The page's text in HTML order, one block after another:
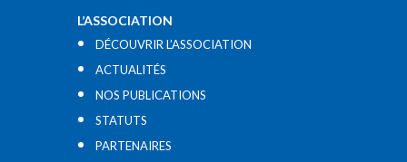
L’ASSOCIATION
DÉCOUVRIR L’ASSOCIATION
ACTUALITÉS
NOS PUBLICATIONS
STATUTS
PARTENAIRES